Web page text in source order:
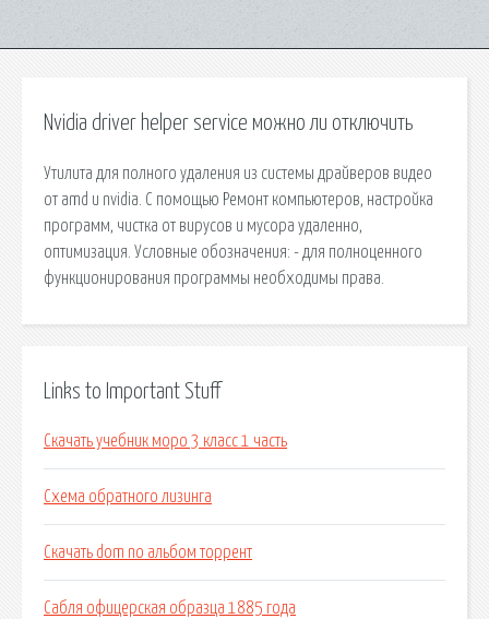
Nvidia driver helper service можно ли отключить
Утилита для полного удаления из системы драйверов видео
от amd и nvidia. С помощью Ремонт компьютеров, настройка
программ, чистка от вирусов и мусора удаленно,
оптимизация. Условные обозначения: - для полноценного
функционирования программы необходимы права.
Links to Important Stuff
Скачать учебник моро 3 класс 1 часть
Схема обратного лизинга
Скачать dom no альбом торрент
Сабля офицерская образца 1885 года